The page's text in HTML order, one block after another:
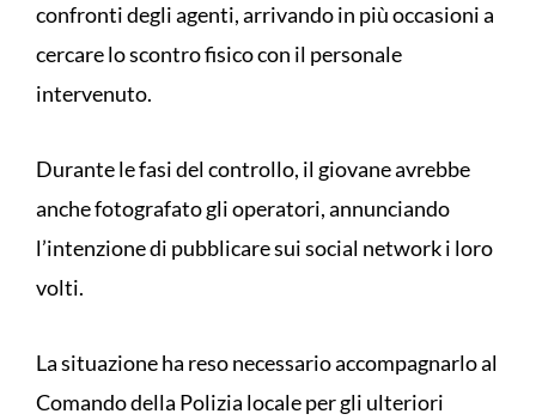
confronti degli agenti, arrivando in più occasioni a
cercare lo scontro fisico con il personale
intervenuto.
Durante le fasi del controllo, il giovane avrebbe
anche fotografato gli operatori, annunciando
l’intenzione di pubblicare sui social network i loro
volti.
La situazione ha reso necessario accompagnarlo al
Comando della Polizia locale per gli ulteriori